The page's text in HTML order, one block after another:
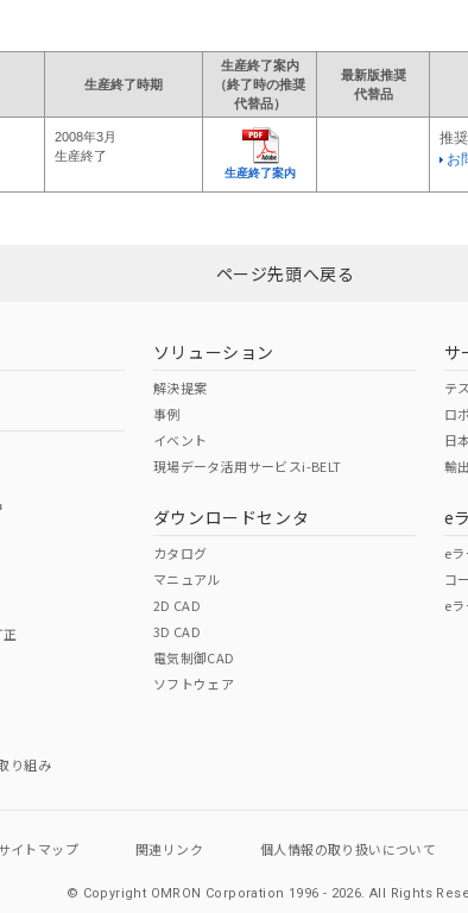
生産終了時期
生産終了案内
（終了時の推奨
代替品）
最新版推奨
代替品
2008年3月
生産終了
生産終了案内
推
お
ページ先頭へ戻る
り組み
ソリューション
解決提案
事例
イベント
現場データ活用サービスi-BELT
ダウンロードセンタ
カタログ
マニュアル
2D CAD
3D CAD
電気制御CAD
ソフトウェア
サ
テ
ロ
日
輸
e
e
コ
e
イトマップ 関連リンク 個人情報の取り扱いについて
© Copyright OMRON Corporation 1996 - 2026.All Rights